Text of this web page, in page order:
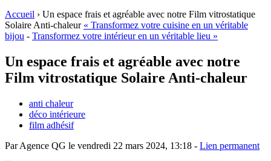
Accueil › Un espace frais et agréable avec notre Film vitrostatique
Solaire Anti-chaleur « Transformez votre cuisine en un véritable
bijou - Transformez votre intérieur en un véritable lieu »
Un espace frais et agréable avec notre
Film vitrostatique Solaire Anti-chaleur
anti chaleur
déco intérieure
film adhésif
Par Agence QG le vendredi 22 mars 2024, 13:18 - Lien permanent